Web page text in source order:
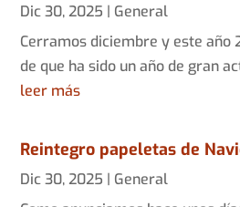
Dic 30, 2025 | General
Cerramos diciembre y este año
de que ha sido un año de gran
leer más
Reintegro papeletas de
Dic 30, 2025 | General